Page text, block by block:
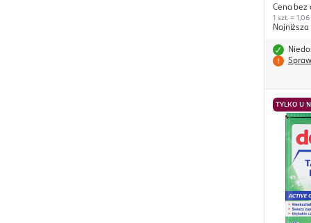
Cena bez
1 szt. = 1,06
Najniższa
TYLKO U